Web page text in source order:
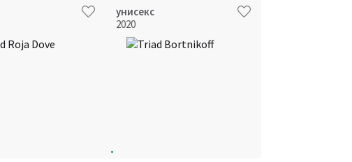
унисекс
2020